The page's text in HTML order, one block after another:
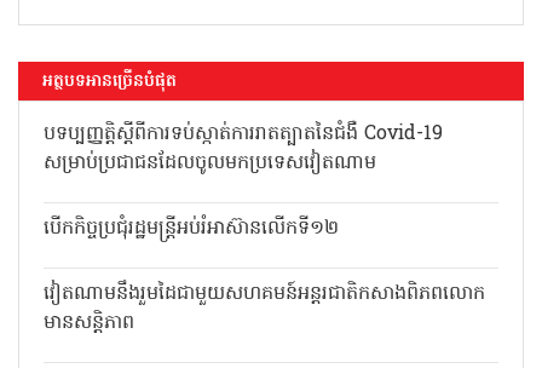
អត្ថបទអានច្រើនបំផុត
បទប្បញ្ញត្តិស្តីពីការទប់ស្កាត់ការរាតត្បាតនៃជំងឺ Covid-19
សម្រាប់ប្រជាជនដែលចូលមកប្រទេសវៀតណាម
បើកកិច្ចប្រជុំរដ្ឋមន្ត្រីអប់រំអាស៊ានលើកទី១២
វៀតណាមនឹងរួមដៃជាមួយសហគមន៍អន្តរជាតិកសាងពិភពលោក
មានសន្តិភាព